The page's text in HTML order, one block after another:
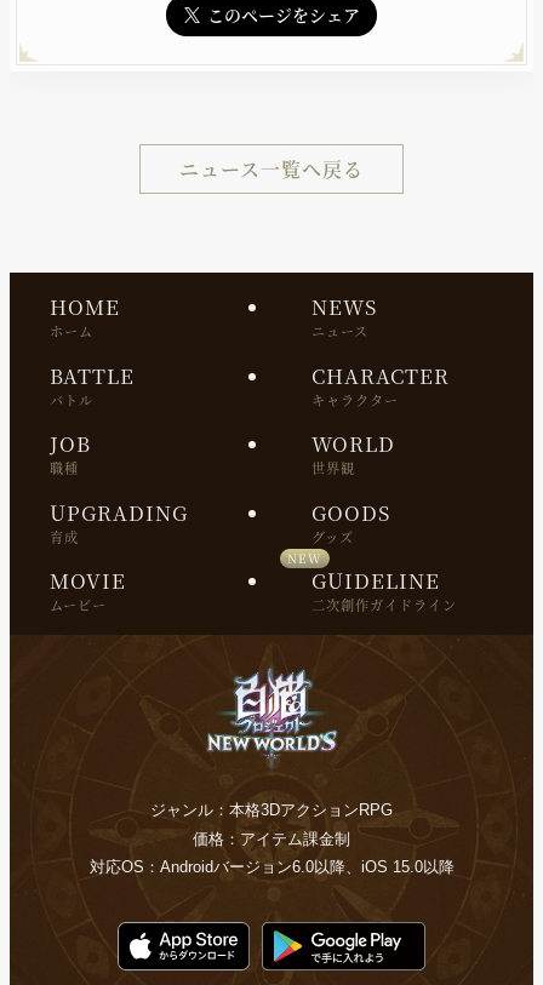
このページをシェア
ニュース一覧へ戻る
HOME
ホーム
NEWS
ニュース
BATTLE
バトル
CHARACTER
キャラクター
JOB
職種
WORLD
世界観
UPGRADING
育成
GOODS
グッズ
MOVIE
ムービー
GUIDELINE
二次創作ガイドライン
ジャンル：本格3DアクションRPG
価格：アイテム課金制
対応OS：Androidバージョン6.0以降、iOS 15.0以降